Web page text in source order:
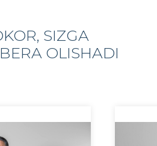
SIZGA
OLISHADI